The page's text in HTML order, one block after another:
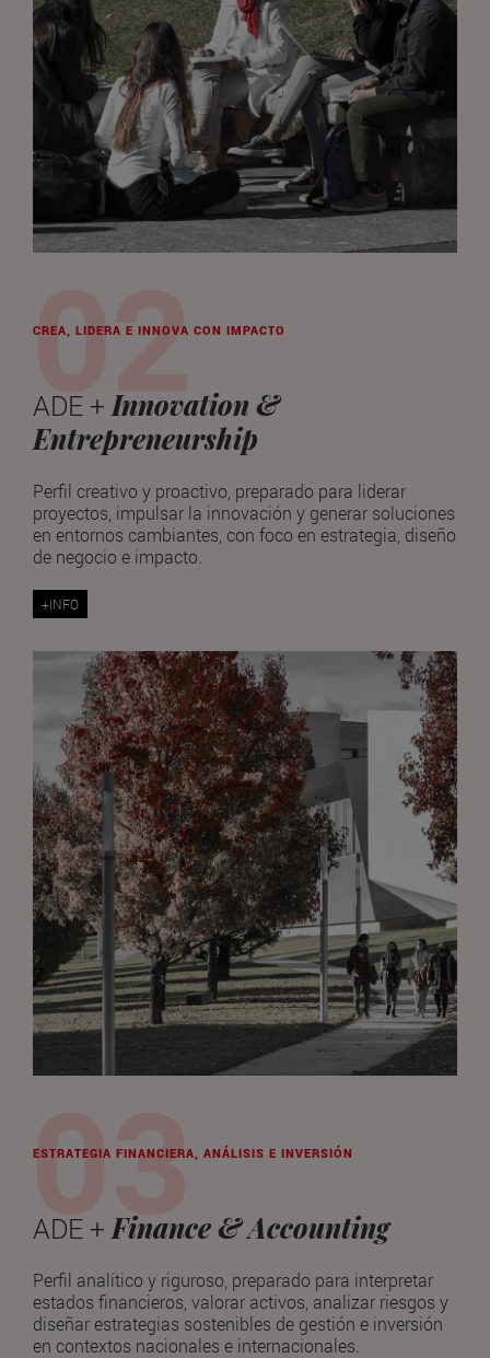
CREA, LIDERA E INNOVA CON IMPACTO
ADE + Innovation &
Entrepreneurship
Perfil creativo y proactivo, preparado para liderar
proyectos, impulsar la innovación y generar soluciones
en entornos cambiantes, con foco en estrategia, diseño
de negocio e impacto.
+INFO
ESTRATEGIA FINANCIERA, ANÁLISIS E INVERSIÓN
ADE + Finance & Accounting
Perfil analítico y riguroso, preparado para interpretar
estados financieros, valorar activos, analizar riesgos y
diseñar estrategias sostenibles de gestión e inversión
en contextos nacionales e internacionales.